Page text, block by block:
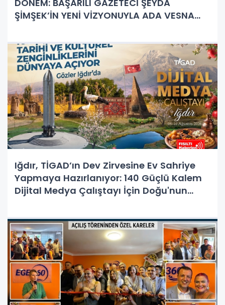
DÖNEM: BAŞARILI GAZETECİ ŞEYDA
ŞİMŞEK’İN YENİ VİZYONUYLA ADA VESNA
Iğdır, TİGAD’ın Dev Zirvesine Ev Sahriye
Yapmaya Hazırlanıyor: 140 Güçlü Kalem
Dijital Medya Çalıştayı İçin Doğu'nun